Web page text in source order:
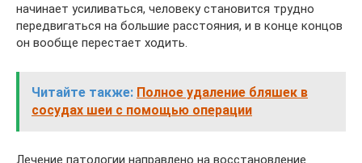
начинает усиливаться, человеку становится трудно
передвигаться на большие расстояния, и в конце концов
он вообще перестает ходить.
Читайте также: Полное удаление бляшек в
сосудах шеи с помощью операции
Лечение патологии направлено на восстановление